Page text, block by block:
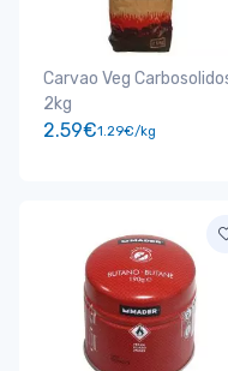
Carvao Veg
2kg
2.59€1.29€/kg